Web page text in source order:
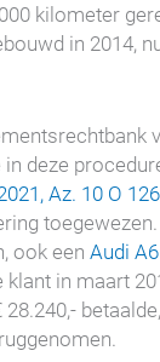
kilometer
in 2014,
deze
Az. 10 O
ook eenAudi
klant in maart